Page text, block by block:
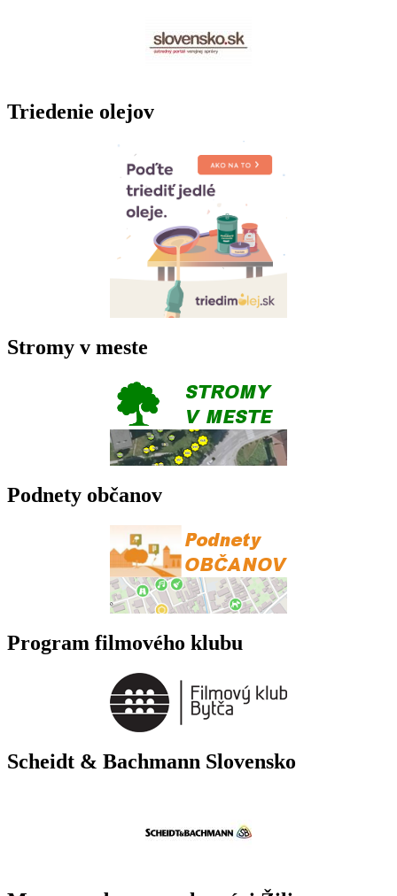
Triedenie olejov
Stromy v meste
Podnety občanov
Program filmového klubu
Scheidt & Bachmann Slovensko